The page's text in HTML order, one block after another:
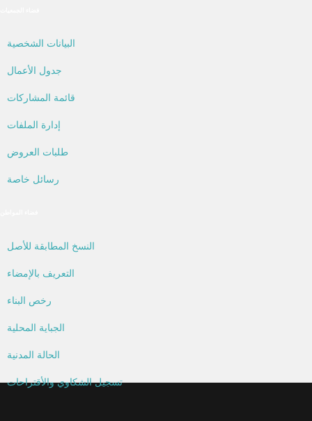
البيانات الشخصية
جدول الأعمال
قائمة المشاركات
إدارة الملفات
طلبات العروض
رسائل خاصة
النسخ المطابقة للأصل
التعريف بالإمضاء
رخص البناء
الجباية المحلية
الحالة المدنية
تسجيل الشكاوي والأقتراحات